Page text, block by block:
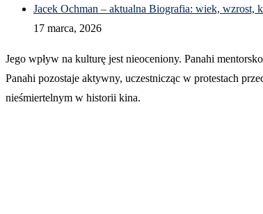
Jacek Ochman – aktualna Biografia: wiek, wzrost,
17 marca, 2026
Jego wpływ na kulturę jest nieoceniony. Panahi
Panahi pozostaje aktywny, uczestnicząc w protestach
nieśmiertelnym w historii kina.